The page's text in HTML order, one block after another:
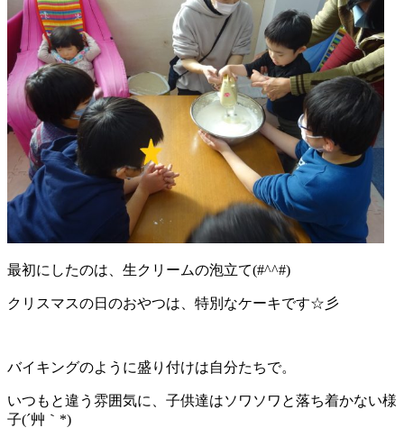
最初にしたのは、生クリームの泡立て(#^^#)
クリスマスの日のおやつは、特別なケーキです☆彡
バイキングのように盛り付けは自分たちで。
いつもと違う雰囲気に、子供達はソワソワと落ち着かない様
子(´艸｀*)